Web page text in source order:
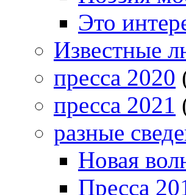
Это
Известные
пресса 2020
пресса 2021
разные
Новая
Пресса